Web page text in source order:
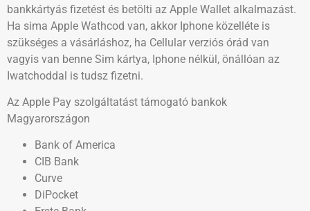
bankkártyás fizetést és betölti az Apple Wallet alkalmazást.
Ha sima Apple Wathcod van, akkor Iphone közelléte is
szükséges a vásárláshoz, ha Cellular verziós órád van
vagyis van benne Sim kártya, Iphone nélkül, önállóan az
Iwatchoddal is tudsz fizetni.
Az Apple Pay szolgáltatást támogató bankok
Magyarországon
Bank of America
CIB Bank
Curve
DiPocket